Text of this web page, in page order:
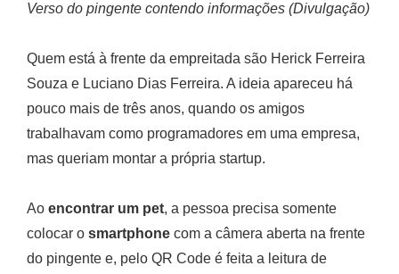
Verso do pingente contendo informações (Divulgação)
Quem está à frente da empreitada são Herick Ferreira
Souza e Luciano Dias Ferreira. A ideia apareceu há
pouco mais de três anos, quando os amigos
trabalhavam como programadores em uma empresa,
mas queriam montar a própria startup.
Ao encontrar um pet, a pessoa precisa somente
colocar o smartphone com a câmera aberta na frente
do pingente e, pelo QR Code é feita a leitura de